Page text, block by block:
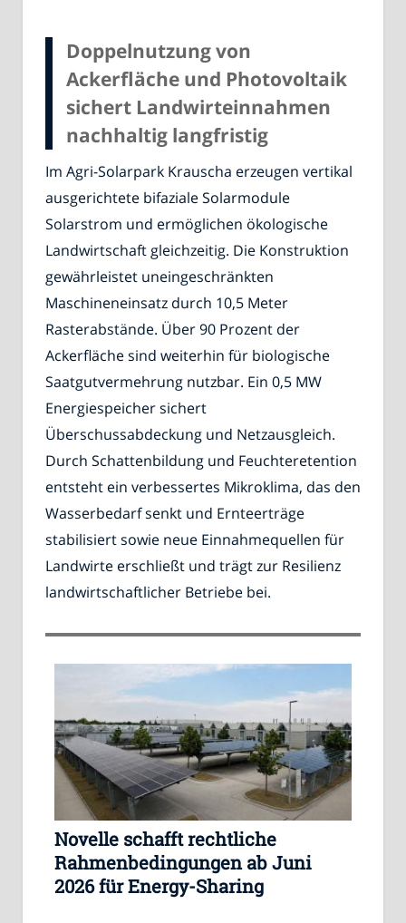
Doppelnutzung von
Ackerfläche und Photovoltaik
sichert Landwirteinnahmen
nachhaltig langfristig
Im Agri-Solarpark Krauscha erzeugen vertikal
ausgerichtete bifaziale Solarmodule
Solarstrom und ermöglichen ökologische
Landwirtschaft gleichzeitig. Die Konstruktion
gewährleistet uneingeschränkten
Maschineneinsatz durch 10,5 Meter
Rasterabstände. Über 90 Prozent der
Ackerfläche sind weiterhin für biologische
Saatgutvermehrung nutzbar. Ein 0,5 MW
Energiespeicher sichert
Überschussabdeckung und Netzausgleich.
Durch Schattenbildung und Feuchteretention
entsteht ein verbessertes Mikroklima, das den
Wasserbedarf senkt und Ernteerträge
stabilisiert sowie neue Einnahmequellen für
Landwirte erschließt und trägt zur Resilienz
landwirtschaftlicher Betriebe bei.
Novelle schafft rechtliche
Rahmenbedingungen ab Juni
2026 für Energy-Sharing